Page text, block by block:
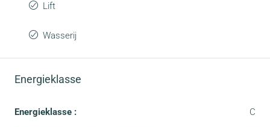
Lift
Wasserij
Energieklasse
Energieklasse : C